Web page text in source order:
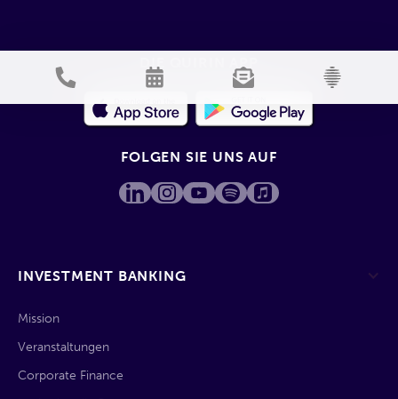
INVESTMENT BANKING
Mission
Veranstaltungen
Corporate Finance
DIE QUIRIN APP
FOLGEN SIE UNS AUF